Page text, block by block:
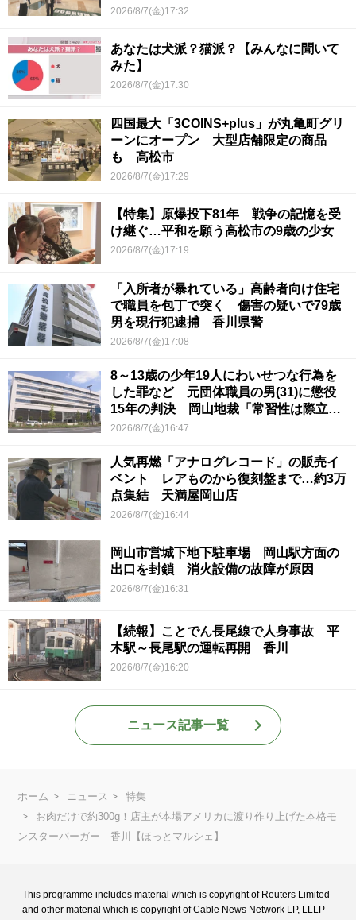
香川県初
2026/8/7(金)17:32
あなたは犬派？猫派？【みんなに聞いて
みた】
2026/8/7(金)17:30
四国最大「3COINS+plus」が丸亀町グリ
ーンにオープン 大型店舗限定の商品
も 高松市
2026/8/7(金)17:29
【特集】原爆投下81年 戦争の記憶を受
け継ぐ…平和を願う高松市の9歳の少女
2026/8/7(金)17:19
「入所者が暴れている」高齢者向け住宅
で職員を包丁で突く 傷害の疑いで79歳
男を現行犯逮捕 香川県警
2026/8/7(金)17:08
8～13歳の少年19人にわいせつな行為を
した罪など 元団体職員の男(31)に懲役
15年の判決 岡山地裁「常習性は際立っ
ていて被害結果も非常に重い」
2026/8/7(金)16:47
人気再燃「アナログレコード」の販売イ
ベント レアものから復刻盤まで…約3万
点集結 天満屋岡山店
2026/8/7(金)16:44
岡山市営城下地下駐車場 岡山駅方面の
出口を封鎖 消火設備の故障が原因
2026/8/7(金)16:31
【続報】ことでん長尾線で人身事故 平
木駅～長尾駅の運転再開 香川
2026/8/7(金)16:20
ニュース記事一覧
ホーム ニュース
特集
お肉だけで約300g！店主が本場アメリカに渡り作り上げた本格モ
ンスターバーガー 香川【ほっとマルシェ】
This programme includes material which is copyright of Reuters Limited
and other material which is copyright of Cable News Network LP, LLLP